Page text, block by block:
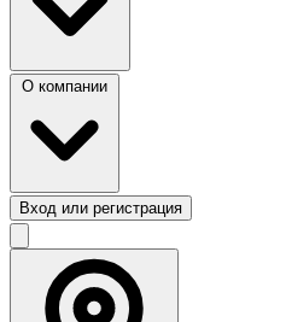
Вход или регистрация